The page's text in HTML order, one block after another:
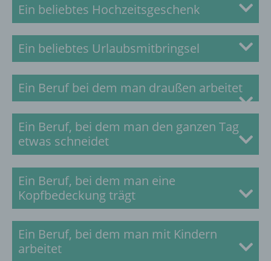
Ein beliebtes Hochzeitsgeschenk
Ein beliebtes Urlaubsmitbringsel
Ein Beruf bei dem man draußen arbeitet
Ein Beruf, bei dem man den ganzen Tag
etwas schneidet
Ein Beruf, bei dem man eine
Kopfbedeckung trägt
Ein Beruf, bei dem man mit Kindern
arbeitet